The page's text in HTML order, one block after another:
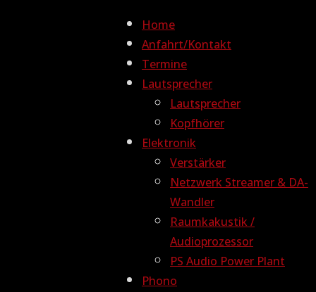
Home
Anfahrt/Kontakt
Termine
Lautsprecher
Lautsprecher
Kopfhörer
Elektronik
Verstärker
Netzwerk Streamer & DA-
Wandler
Raumkakustik /
Audioprozessor
PS Audio Power Plant
Phono